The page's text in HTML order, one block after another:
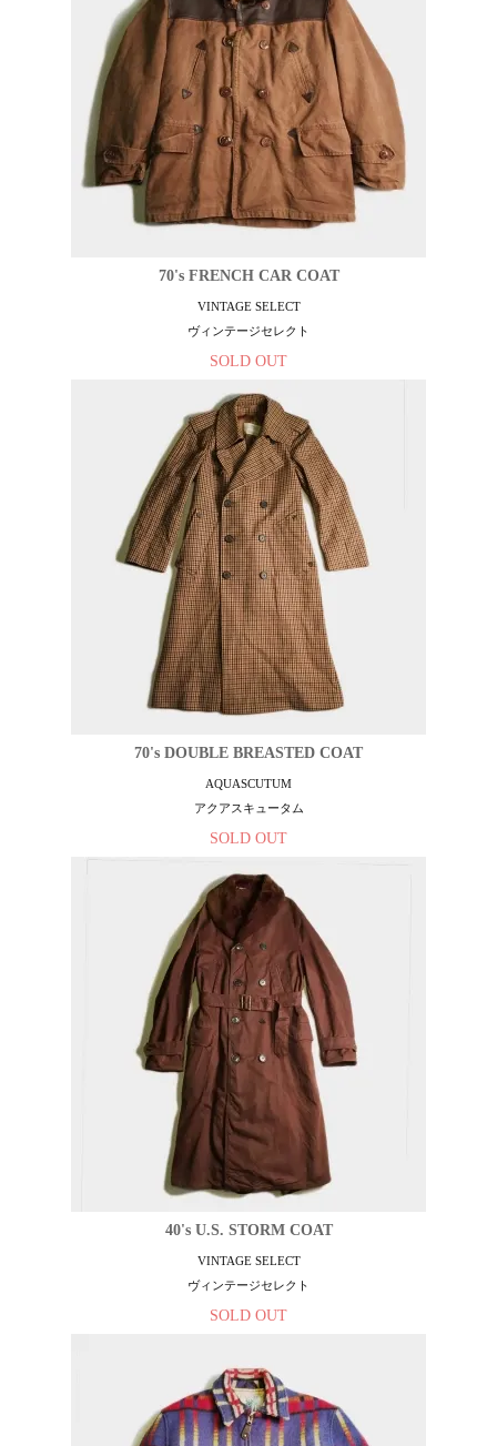
70's FRENCH CAR COAT
VINTAGE SELECT
ヴィンテージセレクト
SOLD OUT
70's DOUBLE BREASTED COAT
AQUASCUTUM
アクアスキュータム
SOLD OUT
40's U.S. STORM COAT
VINTAGE SELECT
ヴィンテージセレクト
SOLD OUT